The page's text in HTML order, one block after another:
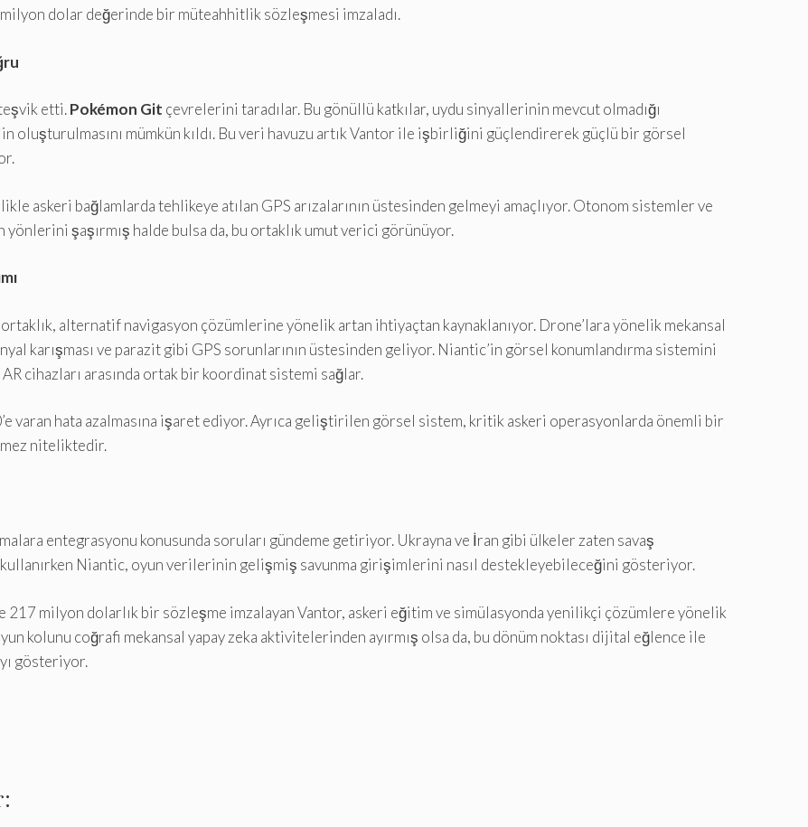
dolar değerinde bir müteahhitlik sözleşmesi imzaladı.
etti.Pokémon Git çevrelerini taradılar. Bu gönüllü katkılar, uydu sinyallerinin mevcut olmadığı
oluşturulmasını mümkün kıldı. Bu veri havuzu artık Vantor ile işbirliğini güçlendirerek güçlü bir görsel
askeri bağlamlarda tehlikeye atılan GPS arızalarının üstesinden gelmeyi amaçlıyor. Otonom sistemler ve
şaşırmış halde bulsa da, bu ortaklık umut verici görünüyor.
alternatif navigasyon çözümlerine yönelik artan ihtiyaçtan kaynaklanıyor. Drone’lara yönelik mekansal
karışması ve parazit gibi GPS sorunlarının üstesinden geliyor. Niantic’in görsel konumlandırma sistemini
cihazları arasında ortak bir koordinat sistemi sağlar.
varan hata azalmasına işaret ediyor. Ayrıca geliştirilen görsel sistem, kritik askeri operasyonlarda önemli bir
niteliktedir.
entegrasyonu konusunda soruları gündeme getiriyor. Ukrayna ve İran gibi ülkeler zaten savaş
kullanırken Niantic, oyun verilerinin gelişmiş savunma girişimlerini nasıl destekleyebileceğini gösteriyor.
milyon dolarlık bir sözleşme imzalayan Vantor, askeri eğitim ve simülasyonda yenilikçi çözümlere yönelik
kolunu coğrafi mekansal yapay zeka aktivitelerinden ayırmış olsa da, bu dönüm noktası dijital eğlence ile
gösteriyor.